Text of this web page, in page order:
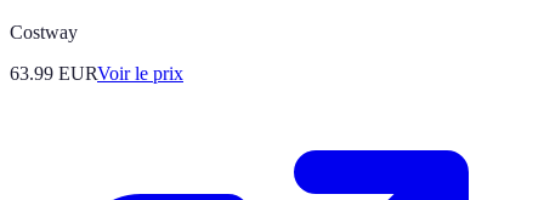
Costway
63.99 EURVoir le prix